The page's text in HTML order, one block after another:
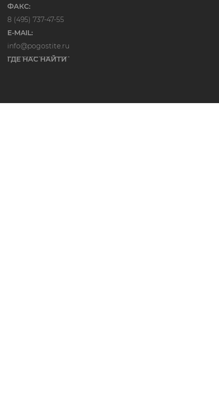
ФАКС:
8 (495) 737-47-55
E-MAIL:
info@pogostite.ru
ГДЕ НАС НАЙТИ